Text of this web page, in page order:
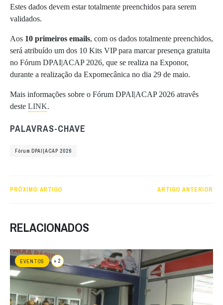
Estes dados devem estar totalmente preenchidos para serem
validados.
Aos 10 primeiros emails, com os dados totalmente preenchidos,
será atribuído um dos 10 Kits VIP para marcar presença gratuita
no Fórum DPAI|ACAP 2026, que se realiza na Exponor,
durante a realização da Expomecânica no dia 29 de maio.
Mais informações sobre o Fórum DPAI|ACAP 2026 atravês
deste LINK.
PALAVRAS-CHAVE
Fórum DPAI|ACAP 2026
PRÓXIMO ARTIGO ARTIGO ANTERIOR
RELACIONADOS
EVENTOS + 2